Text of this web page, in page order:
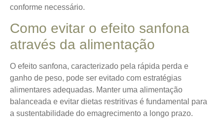
conforme necessário.
Como evitar o efeito sanfona
através da alimentação
O efeito sanfona, caracterizado pela rápida perda e
ganho de peso, pode ser evitado com estratégias
alimentares adequadas. Manter uma alimentação
balanceada e evitar dietas restritivas é fundamental para
a sustentabilidade do emagrecimento a longo prazo.